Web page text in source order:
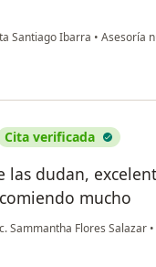
Santiago Ibarra • Asesoría
Cita verificada
las dudan,
mucho
Sammantha Flores Salazar •
bravo